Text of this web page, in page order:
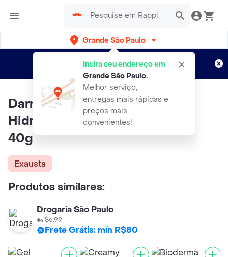
Grande São Paulo
Insira seu endereço em
Grande São Paulo.
Melhor serviço,
entregas mais rápidas e
preços mais
convenientes!
Entregas grátis por 15 dias!
Aplicam T&C
Darrow Suavié Aquasensi
Hidratante Facial Pele Sensível
40g
Exausta
Produtos similares:
Drogaria São Paulo
$6.99
Frete Grátis: mín R$80